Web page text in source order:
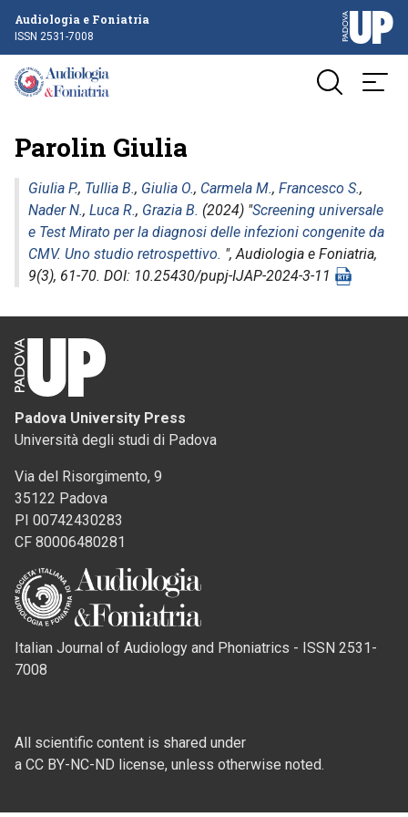
Audiologia e Foniatria
ISSN 2531-7008
Parolin Giulia
Giulia P., Tullia B., Giulia O., Carmela M., Francesco S.,
Nader N., Luca R., Grazia B. (2024) "Screening universale
e Test Mirato per la diagnosi delle infezioni congenite da
CMV. Uno studio retrospettivo. ",Audiologia e Foniatria,
9(3), 61-70. DOI: 10.25430/pupj-IJAP-2024-3-11
Padova University Press
Università degli studi di Padova
Via del Risorgimento, 9
35122 Padova
PI 00742430283
CF 80006480281
Italian Journal of Audiology and Phoniatrics - ISSN 2531-
7008
All scientific content is shared under
a CC BY-NC-ND license, unless otherwise noted.